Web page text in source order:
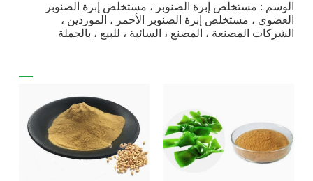
الوسم : مستخلص إبرة الصنوبر ، مستخلص إبرة الصنوبر
العضوي ، مستخلص إبرة الصنوبر الأحمر ، الموردين ،
الشركات المصنعة ، المصنع ، السائبة ، للبيع ، بالجملة